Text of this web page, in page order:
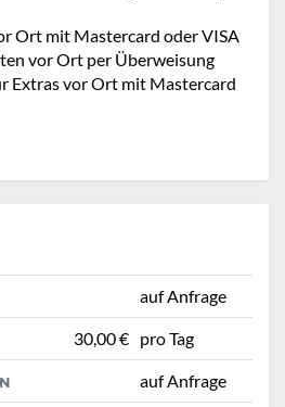
Ort mit Mastercard oder VISA
vor Ort per Überweisung
Extras vor Ort mit Mastercard
auf Anfrage
30,00 € pro Tag
auf Anfrage